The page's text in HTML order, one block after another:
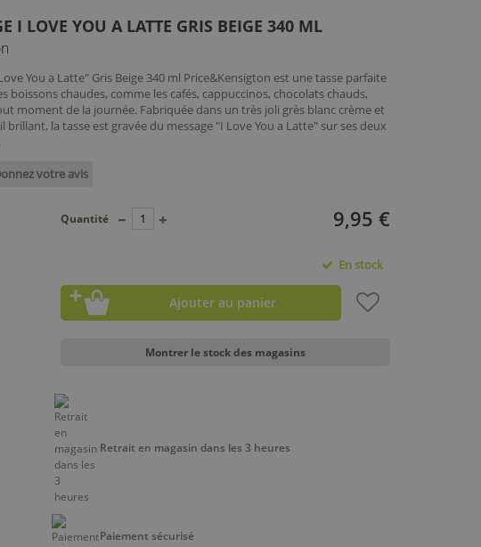
I LOVE YOU A LATTE GRIS BEIGE 340 ML
You a Latte" Gris Beige 340 ml Price&Kensigton est une tasse parfaite
boissons chaudes, comme les cafés, cappuccinos, chocolats chauds,
moment de la journée. Fabriquée dans un très joli grès blanc crème et
brillant, la tasse est gravée du message "I Love You a Latte" sur ses deux
votre avis
9,95 €
Quantité
En stock
Ajouter au panier
Montrer le stock des magasins
Retrait en magasin dans les 3 heures
Paiement sécurisé